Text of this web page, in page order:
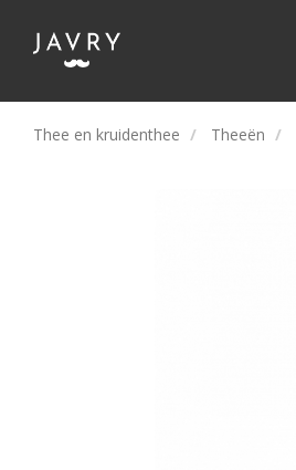
Thee en kruidenthee Theeën